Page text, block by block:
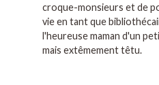
croque-monsieurs et de
vie en tant que
l'heureuse maman d'un
mais extêmement têtu.